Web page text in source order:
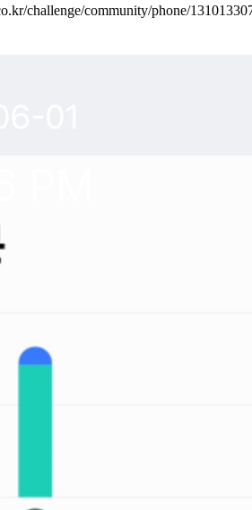
challenge/community/phone/